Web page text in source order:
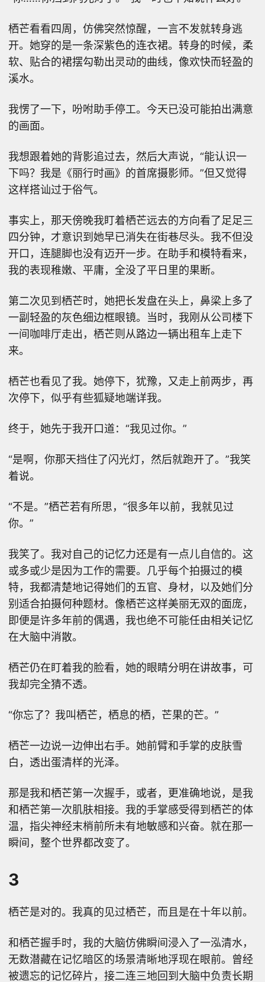
栖芒看看四周，仿佛突然惊醒，一言不发就转身逃
开。她穿的是一条深紫色的连衣裙。转身的时候，柔
软、贴合的裙摆勾勒出灵动的曲线，像欢快而轻盈的
溪水。
我愣了一下，吩咐助手停工。今天已没可能拍出满意
的画面。
我想跟着她的背影追过去，然后大声说，“能认识一
下吗？我是《丽行时画》的首席摄影师。”但又觉得
这样搭讪过于俗气。
事实上，那天傍晚我盯着栖芒远去的方向看了足足三
四分钟，才意识到她早已消失在街巷尽头。我不但没
开口，连腿脚也没有迈开一步。在助手和模特看来，
我的表现稚嫩、平庸，全没了平日里的果断。
第二次见到栖芒时，她把长发盘在头上，鼻梁上多了
一副轻盈的灰色细边框眼镜。当时，我刚从公司楼下
一间咖啡厅走出，栖芒则从路边一辆出租车上走下
来。
栖芒也看见了我。她停下，犹豫，又走上前两步，再
次停下，似乎有些狐疑地端详我。
终于，她先于我开口道：“我见过你。”
“是啊，你那天挡住了闪光灯，然后就跑开了。”我笑
着说。
“不是。”栖芒若有所思，“很多年以前，我就见过
你。”
我笑了。我对自己的记忆力还是有一点儿自信的。这
或多或少是因为工作的需要。几乎每个拍摄过的模
特，我都清楚地记得她们的五官、身材，以及她们分
别适合拍摄何种题材。像栖芒这样美丽无双的面庞，
即便是许多年前的偶遇，我也绝不可能任由相关记忆
在大脑中消散。
栖芒仍在盯着我的脸看，她的眼睛分明在讲故事，可
我却完全猜不透。
“你忘了？我叫栖芒，栖息的栖，芒果的芒。”
栖芒一边说一边伸出右手。她前臂和手掌的皮肤雪
白，透出蛋清样的光泽。
那是我和栖芒第一次握手，或者，更准确地说，是我
和栖芒第一次肌肤相接。我的手掌感受得到栖芒的体
温，指尖神经末梢前所未有地敏感和兴奋。就在那一
瞬间，整个世界都改变了。
3
栖芒是对的。我真的见过栖芒，而且是在十年以前。
和栖芒握手时，我的大脑仿佛瞬间浸入了一泓清水，
无数潜藏在记忆暗区的场景清晰地浮现在眼前。曾经
被遗忘的记忆碎片，接二连三地回到大脑中负责长期